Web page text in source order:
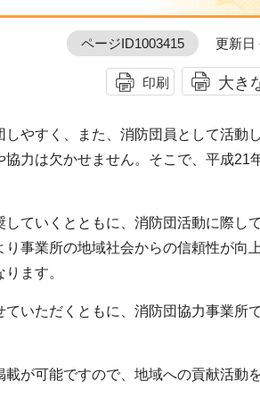
ページID1003415 更新日
印刷 大き
やすく、また、消防団員として活動
力は欠かせません。そこで、平成21
ていくとともに、消防団活動に際し
事業所の地域社会からの信頼性が向
ます。
いただくともに、消防団協力事業所
が可能ですので、地域への貢献活動